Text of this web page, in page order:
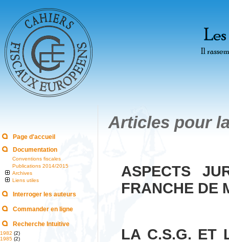
Page d'accueil
Documentation
Conventions fiscales
Publications 2014/2015
Archives
Liens utiles
Interroger les auteurs
Commander en ligne
Recherche Intuitive
1982 (2)
1985 (2)
Articles pour
ASPECTS
FRANCHE DE
LA C.S.G. ET